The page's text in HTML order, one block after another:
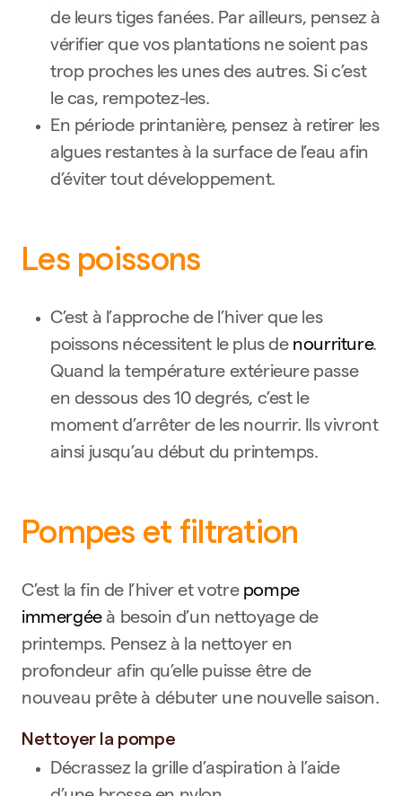
de leurs tiges fanées. Par ailleurs, pensez à
vérifier que vos plantations ne soient pas
trop proches les unes des autres. Si c’est
le cas, rempotez-les.
En période printanière, pensez à retirer les
algues restantes à la surface de l’eau afin
d’éviter tout développement.
Les poissons
C’est à l’approche de l’hiver que les
poissons nécessitent le plus de nourriture.
Quand la température extérieure passe
en dessous des 10 degrés, c’est le
moment d’arrêter de les nourrir. Ils vivront
ainsi jusqu’au début du printemps.
Pompes et filtration
C’est la fin de l’hiver et votre pompe
immergéeà besoin d’un nettoyage de
printemps. Pensez à la nettoyer en
profondeur afin qu’elle puisse être de
nouveau prête à débuter une nouvelle saison.
Nettoyer la pompe
Décrassez la grille d’aspiration à l’aide